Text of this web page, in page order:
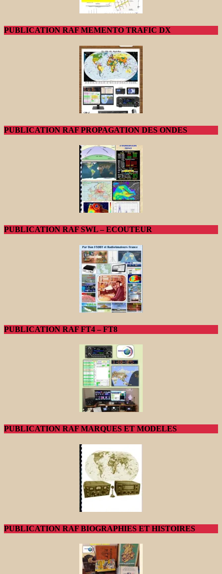
PUBLICATION RAF MEMENTO TRAFIC DX
PUBLICATION RAF PROPAGATION DES ONDES
PUBLICATION RAF SWL – ECOUTEUR
PUBLICATION RAF FT4 – FT8
PUBLICATION RAF MARQUES ET MODELES
PUBLICATION RAF BIOGRAPHIES ET HISTOIRES